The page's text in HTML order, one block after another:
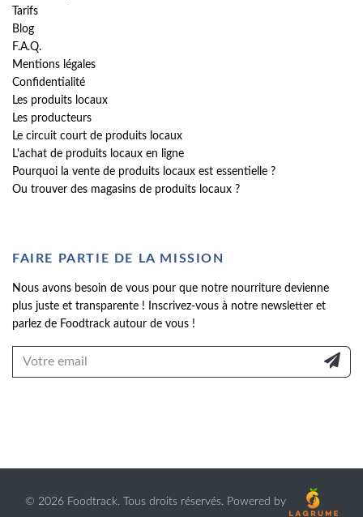
Tarifs
Blog
F.A.Q.
Mentions légales
Confidentialité
Les produits locaux
Les producteurs
Le circuit court de produits locaux
L'achat de produits locaux en ligne
Pourquoi la vente de produits locaux est essentielle ?
Ou trouver des magasins de produits locaux ?
FAIRE PARTIE DE LA MISSION
Nous avons besoin de vous pour que notre nourriture devienne
plus juste et transparente ! Inscrivez-vous à notre newsletter et
parlez de Foodtrack autour de vous !
© 2026 Foodtrack. Tous droits réservés. Powered by